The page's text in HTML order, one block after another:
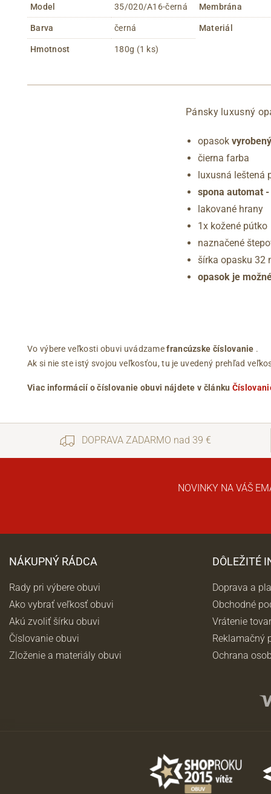
Model 35/020/A16-černá
Barva černá
Hmotnost 180g (1 ks)
Membrána
Materiál
Pánsky luxusný
opasok
čierna farba
luxusná leštená
spona automat
lakované hrany
1x kožené pútko
naznačené
šírka opasku 32
opasok je
Vo výbere veľkosti obuvi uvádzamefrancúzske číslovanie .
Ak si nie ste istý svojou veľkosťou, tu je uvedený prehľad
Viac informácií o číslovanie obuvi nájdete v článku
DOPRAVA ZADARMO nad 39 €
NOVINKY NA VÁŠ
NÁKUPNÝ RÁDCA
Rady pri výbere obuvi
Ako vybrať veľkosť obuvi
Akú zvoliť šírku obuvi
Číslovanie obuvi
Zloženie a materiály obuvi
DÔLEŽITÉ
Doprava a
Obchodné
Vrátenie
Reklamačný
Ochrana